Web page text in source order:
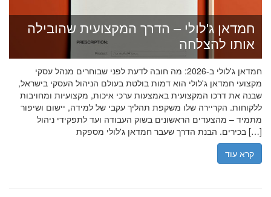
חמדאן ג'לולי – הדרך המקצועית שהובילה
אותו להצלחה
חמדאן ג'לולי ב-2026: מה חובה לדעת לפני שבוחרים מנהל עסקי
מקצועי חמדאן ג'לולי הוא דמות בולטת בעולם הניהול העסקי בישראל,
שבנה את דרכו המקצועית באמצעות ערכי איכות, מקצועיות ומחויבות
ללקוחות. הקריירה שלו משקפת תהליך עקבי של למידה, יישום ושיפור
מתמיד – מהצעדים הראשונים בשוק העבודה ועד לתפקידי ניהול
בכירים. הבנת הדרך שעבר חמדאן ג'לולי מספקת […]
קרא עוד